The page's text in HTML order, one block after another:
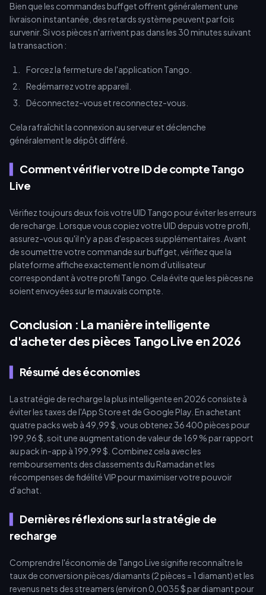
Bien que les commandes buffget offrent généralement une
livraison instantanée, des retards système peuvent parfois
survenir. Si vos pièces n'arrivent pas dans les 30 minutes suivant
la transaction :
Forcez la fermeture de l'application Tango.
Redémarrez votre appareil.
Déconnectez-vous et reconnectez-vous.
Cela rafraîchit la connexion au serveur et déclenche
généralement le dépôt différé.
Comment vérifier votre ID de compte Tango
Live
Vérifiez toujours deux fois votre UID Tango pour éviter les erreurs
de recharge. Lorsque vous copiez votre UID depuis votre profil,
assurez-vous qu'il n'y a pas d'espaces supplémentaires. Avant
de soumettre votre commande sur buffget, vérifiez que la
plateforme affiche exactement le nom d'utilisateur
correspondant à votre profil Tango. Cela évite que les pièces ne
soient envoyées sur le mauvais compte.
Conclusion : La manière intelligente
d'acheter des pièces Tango Live en 2026
Résumé des économies
La stratégie de recharge la plus intelligente en 2026 consiste à
éviter les taxes de l'App Store et de Google Play. En achetant
quatre packs web à 49,99 $, vous obtenez 36 400 pièces pour
199,96 $, soit une augmentation de valeur de 169 % par rapport
au pack in-app à 199,99 $. Combinez cela avec les
remboursements des classements du Ramadan et les
récompenses de fidélité VIP pour maximiser votre pouvoir
d'achat.
Dernières réflexions sur la stratégie de
recharge
Comprendre l'économie de Tango Live signifie reconnaître le
taux de conversion pièces/diamants (2 pièces = 1 diamant) et les
revenus nets des streamers (environ 0,0035 $ par diamant pour